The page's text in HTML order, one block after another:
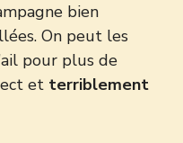
bien
On peut les
pour plus de
et terriblement